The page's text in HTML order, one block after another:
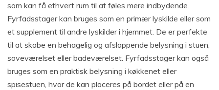
som kan få ethvert rum til at føles mere indbydende.
Fyrfadsstager kan bruges som en primær lyskilde eller som
et supplement til andre lyskilder i hjemmet. De er perfekte
til at skabe en behagelig og afslappende belysning i stuen,
soveværelset eller badeværelset. Fyrfadsstager kan også
bruges som en praktisk belysning i køkkenet eller
spisestuen, hvor de kan placeres på bordet eller på en